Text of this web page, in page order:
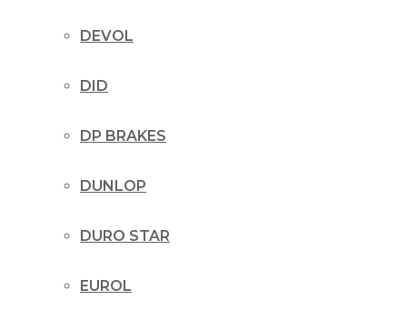
DEVOL
DID
DP BRAKES
DUNLOP
DURO STAR
EUROL